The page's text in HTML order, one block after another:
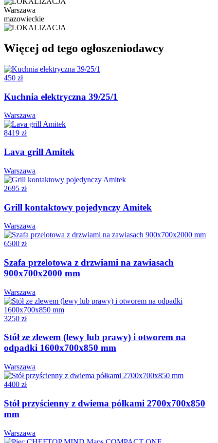
Warszawa
mazowieckie
Więcej od tego ogłoszeniodawcy
450 zł
Kuchnia elektryczna 39/25/1
Warszawa
8419 zł
Lava grill Amitek
Warszawa
2695 zł
Grill kontaktowy pojedynczy Amitek
Warszawa
6500 zł
Szafa przelotowa z drzwiami na zawiasach
900x700x2000 mm
Warszawa
3250 zł
Stół ze zlewem (lewy lub prawy) i otworem na
odpadki 1600x700x850 mm
Warszawa
4400 zł
Stół przyścienny z dwiema półkami 2700x700x850
mm
Warszawa